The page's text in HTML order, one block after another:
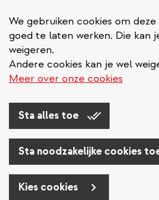
We gebruiken cookies om
goed te laten werken. Die kan
weigeren.
Andere cookies kan je wel
Meer over onze cookies
Sta alles toe
Sta noodzakelijke cookies
Kies cookies